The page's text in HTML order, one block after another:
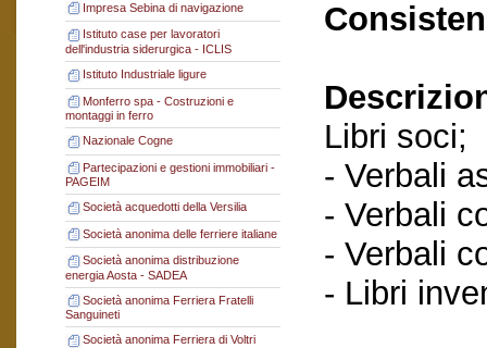
Impresa Sebina di navigazione
Istituto case per lavoratori
dell'industria siderurgica - ICLIS
Istituto Industriale ligure
Monferro spa - Costruzioni e
montaggi in ferro
Nazionale Cogne
Partecipazioni e gestioni immobiliari -
PAGEIM
Società acquedotti della Versilia
Società anonima delle ferriere italiane
Società anonima distribuzione
energia Aosta - SADEA
Società anonima Ferriera Fratelli
Sanguineti
Società anonima Ferriera di Voltri
Libri soci;
- Verbali
- Verbali
- Verbali
- Libri